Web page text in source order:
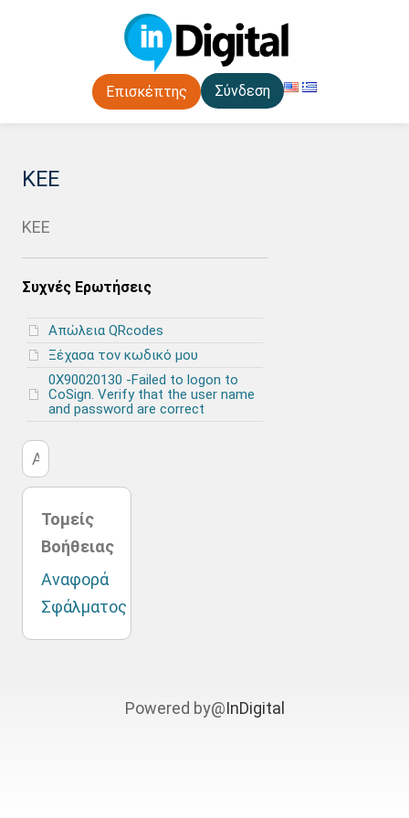
Επισκέπτης Σύνδεση
ΚΕΕ
ΚΕΕ
Συχνές Ερωτήσεις
Απώλεια QRcodes
Ξέχασα τον κωδικό μου
0X90020130 -Failed to logon to
CoSign. Verify that the user name
and password are correct
Τομείς
Βοήθειας
Αναφορά
Σφάλματος
Powered by@InDigital